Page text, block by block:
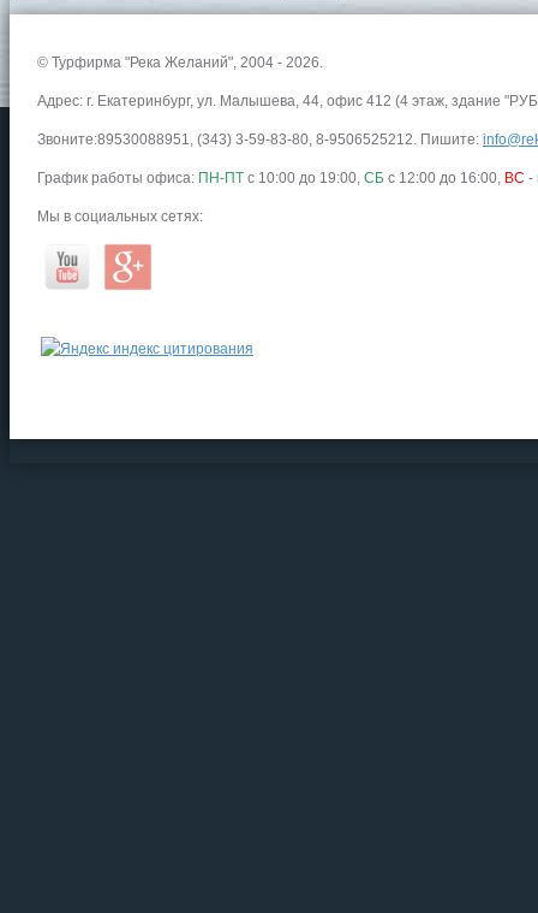
© Турфирма "Река Желаний", 2004 - 2026.
Адрес: г. Екатеринбург, ул. Малышева, 44, офис 412 (4 этаж, здание
Звоните:89530088951, (343) 3-59-83-80, 8-9506525212. Пишите:
График работы офиса: ПН-ПТ с 10:00 до 19:00, СБ с 12:00 до 16:00, ВС -
Мы в социальных сетях: